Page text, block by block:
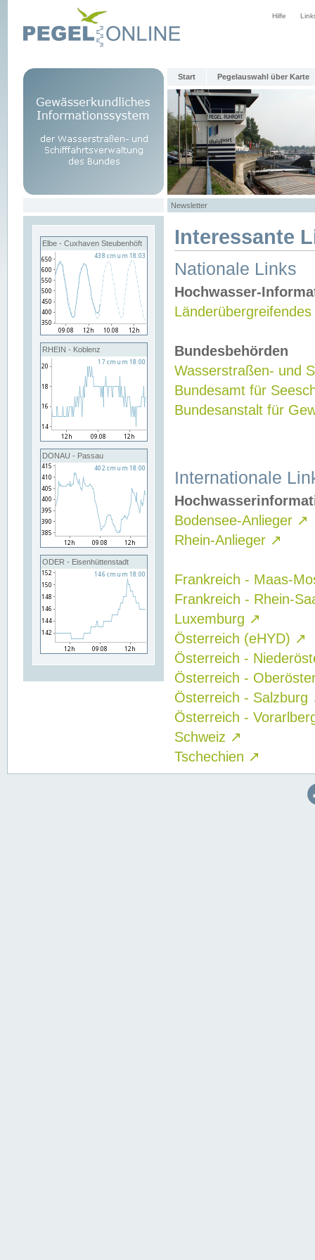
Hilfe
Start Pegelauswahl über Karte
Newsletter
Elbe - Cuxhaven Steubenhöft
RHEIN - Koblenz
DONAU - Passau
ODER - Eisenhüttenstadt
Interessante
Nationale Links
Hochwasser-
Bundesbehörden
Wasserstraßen- und
Bundesamt für
Bundesanstalt für
Internationale
Bodensee-Anlieger ↗
Rhein-Anlieger ↗
Frankreich - Maas-
Frankreich - Rhein-
Luxemburg ↗
Österreich (eHYD) ↗
Österreich -
Österreich -
Österreich - Salzburg
Österreich -
Schweiz ↗
Tschechien ↗